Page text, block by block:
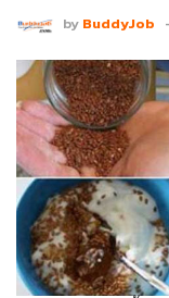
by BuddyJob